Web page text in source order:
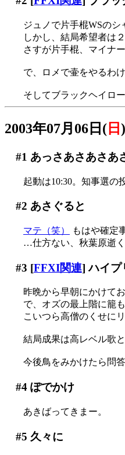
ジュノで片手棍WSのシ
しかし、結局希望者は
さすが片手棍、マイナ
で、ロメで壷をやるわ
そしてブラックヘイロ
2003年07月06日( 日 )
#1 あっさあさあさあ
起動は10:30。知事選の
#2 あさぐると
マテ（笑）
もはや確定
…仕方ない、秋葉原逝
#3 [FFXI関連] ハイプ
昨晩から早朝にかけて
で、オズの最上階に籠
こいつら高僧のくせに
結局成果は高レベル歌
今後鳥をみかけたら問
#4ぽでかけ
あきばってきまー。
#5 久々に